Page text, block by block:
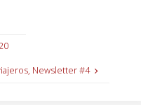
Newsletter #4